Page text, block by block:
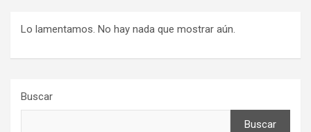
Lo lamentamos. No hay nada que mostrar aún.
Buscar
Buscar